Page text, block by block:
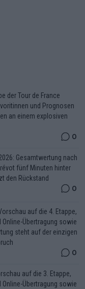
der Tour de France
und Prognosen
an einem explosiven
0
Gesamtwertung nach
fünf Minuten hinter
den Rückstand
0
auf die 4. Etappe,
Online-Übertragung sowie
steht auf der einzigen
0
auf die 3. Etappe,
Online-Übertragung sowie